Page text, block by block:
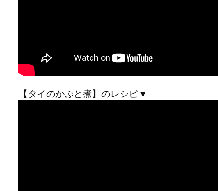
【タイのかぶと煮】のレシピ▼